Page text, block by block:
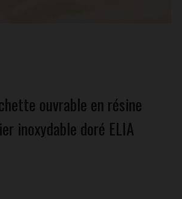
ouvrable en résine
inoxydable doré ELIA